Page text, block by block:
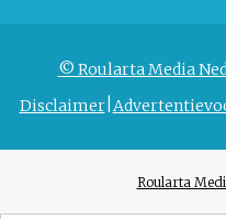
© Roularta Media
Disclaimer
Roularta